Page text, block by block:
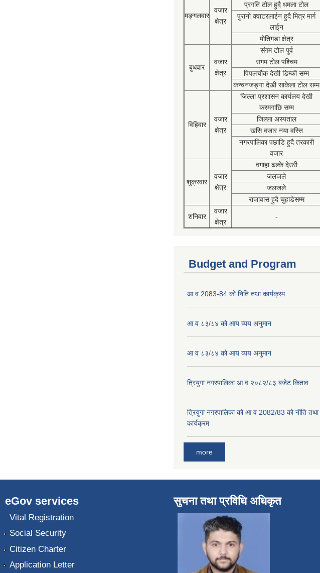
मङ्गलवार
वजार
क्षेत्र
प्रगति टोल हुदै धमला टोल
पुरानो क्वाटरलाईन हुदै मित्र मार्ग
लाईन
मोतिगडा क्षेत्र
बुधवार
वजार
क्षेत्र
संगम टोल पुर्व
संगम टोल पश्चिम
पिपलचौक देखी डिम्की सम्म
कंन्चनजङ्गा देखी साकेला टोल सम्म
विहिवार
वजार
क्षेत्र
जिल्ला प्रशासन कार्यलय देखी
करमगाछि सम्म
जिल्ला अस्पताल
खसि वजार नया वस्ति
नगरपालिका पछाडि हुदै तरकारी
वजार
शुक्रवार
वजार
क्षेत्र
वगाहा ढल्के देउरी
जलजले
जलजले
राजावास हुदै चुहाडेसम्म
शनिवार
वजार
क्षेत्र
-
Budget and Program
आ व 2083-84 को निति तथा कार्यक्रम
आ व ८३/८४ को आय व्यय अनुमान
आ व ८३/८४ को आय व्यय अनुमान
त्रियुगा नगरपालिका आ व २०८२/८३ बजेट किताव
त्रियुगा नगरपालिका को आ व 2082/83 को नीति तथा
कार्यक्रम
more
eGov services
Vital Registration
Social Security
Citizen Charter
Application Letter
सुचना तथा प्रविधि अधिकृत